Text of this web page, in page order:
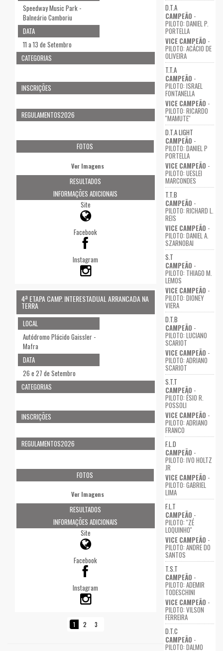
Speedway Music Park -
Balneário Camboriu
DATA
11 a 13 de Setembro
CATEGORIAS
INSCRIÇÕES
REGULAMENTOS2026
FOTOS
Ver Imagens
RESULTADOS
INFORMAÇÕES ADICIONAIS
Site
Facebook
Instagram
4ª ETAPA CAMP. INTERESTADUAL ARRANCADA NA
TERRA
LOCAL
Autódromo Plácido Gaissler -
Mafra
DATA
26 e 27 de Setembro
CATEGORIAS
INSCRIÇÕES
REGULAMENTOS2026
FOTOS
Ver Imagens
RESULTADOS
INFORMAÇÕES ADICIONAIS
Site
Facebook
Instagram
1 2 3
D.T.A
CAMPEÃO -
PILOTO: DANIEL P.
PORTELLA
VICE CAMPEÃO -
PILOTO: ACÁCIO DE
OLIVEIRA
T.T.A
CAMPEÃO -
PILOTO: ISRAEL
FONTANELLA
VICE CAMPEÃO -
PILOTO: RICARDO
''MAMUTE''
D.T.A LIGHT
CAMPEÃO -
PILOTO: DANIEL P
PORTELLA
VICE CAMPEÃO -
PILOTO: UESLEI
MARCONDES
T.T.B
CAMPEÃO -
PILOTO: RICHARD L.
REIS
VICE CAMPEÃO -
PILOTO: DANIEL A.
SZARNOBAI
S.T
CAMPEÃO -
PILOTO: THIAGO M.
LEMOS
VICE CAMPEÃO -
PILOTO: DIONEY
VIERA
D.T.B
CAMPEÃO -
PILOTO: LUCIANO
SCARIOT
VICE CAMPEÃO -
PILOTO: ADRIANO
SCARIOT
S.T.T
CAMPEÃO -
PILOTO: ÉSIO R.
POSSOLI
VICE CAMPEÃO -
PILOTO: ADRIANO
FRANCO
F.L.D
CAMPEÃO -
PILOTO: IVO HOLTZ
JR
VICE CAMPEÃO -
PILOTO: GABRIEL
LIMA
F.L.T
CAMPEÃO -
PILOTO: ''ZÉ
LOQUINHO''
VICE CAMPEÃO -
PILOTO: ANDRE DO
SANTOS
T.S.T
CAMPEÃO -
PILOTO: ADEMIR
TODESCHINI
VICE CAMPEÃO -
PILOTO: VILSON
FERREIRA
D.T.C
CAMPEÃO -
PILOTO: DALMO